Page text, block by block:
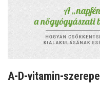
A-D-vitamin-szerepe